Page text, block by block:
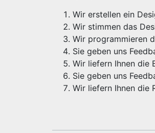
Wir erstellen ein
Wir stimmen das
Wir programmieren
Sie geben uns
Wir liefern Ihnen die
Sie geben uns
Wir liefern Ihnen die